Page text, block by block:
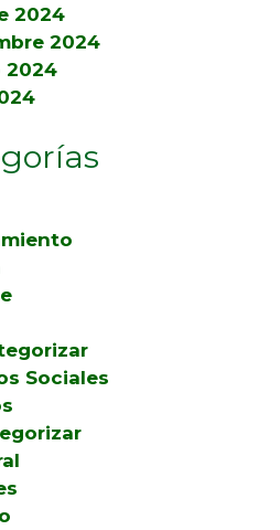
2024
2024
2024
Sociales